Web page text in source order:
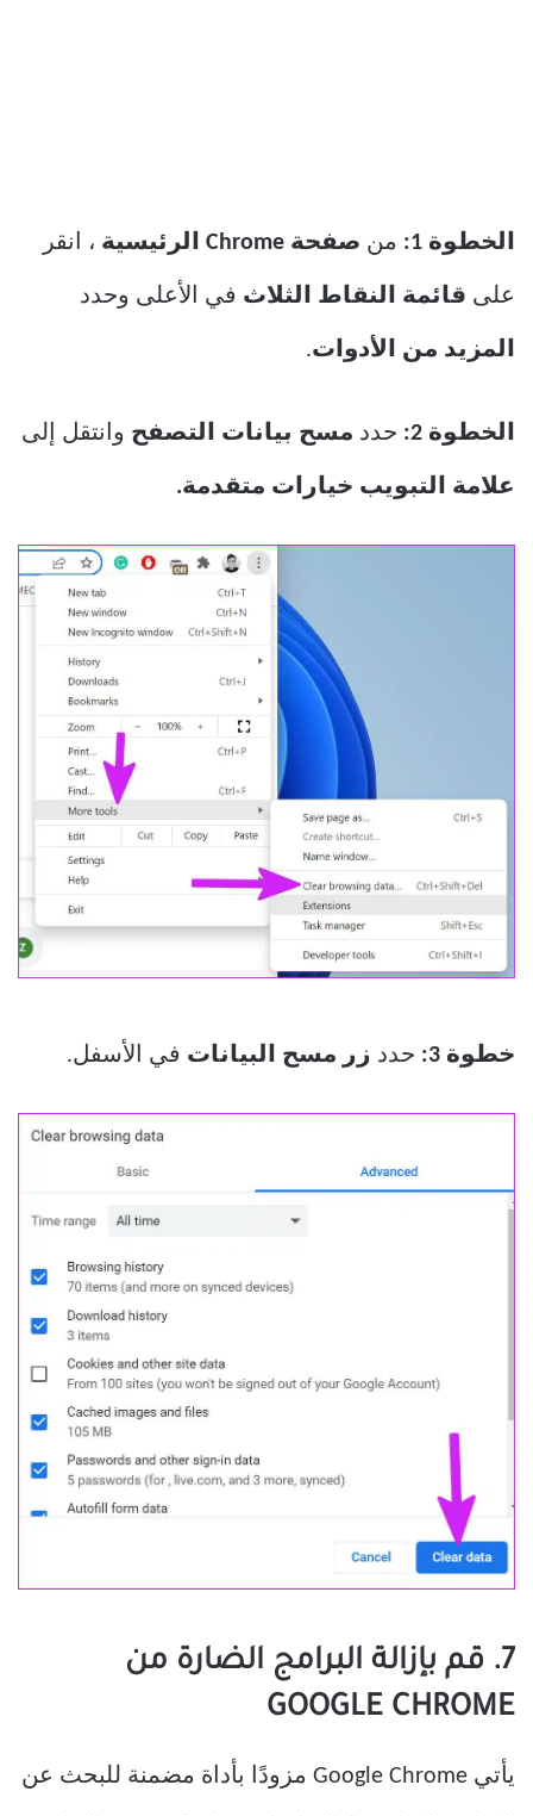
الخطوة 1: من صفحة Chrome الرئيسية ، انقر
على قائمة النقاط الثلاث في الأعلى وحدد
المزيد من الأدوات.
الخطوة 2: حدد مسح بيانات التصفح وانتقل إلى
علامة التبويب خيارات متقدمة.
خطوة 3: حدد زر مسح البيانات في الأسفل.
7. قم بإزالة البرامج الضارة من
GOOGLE CHROME
يأتي Google Chrome مزودًا بأداة مضمنة للبحث عن